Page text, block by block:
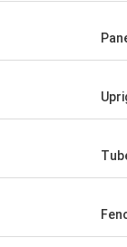
um den Markt zu